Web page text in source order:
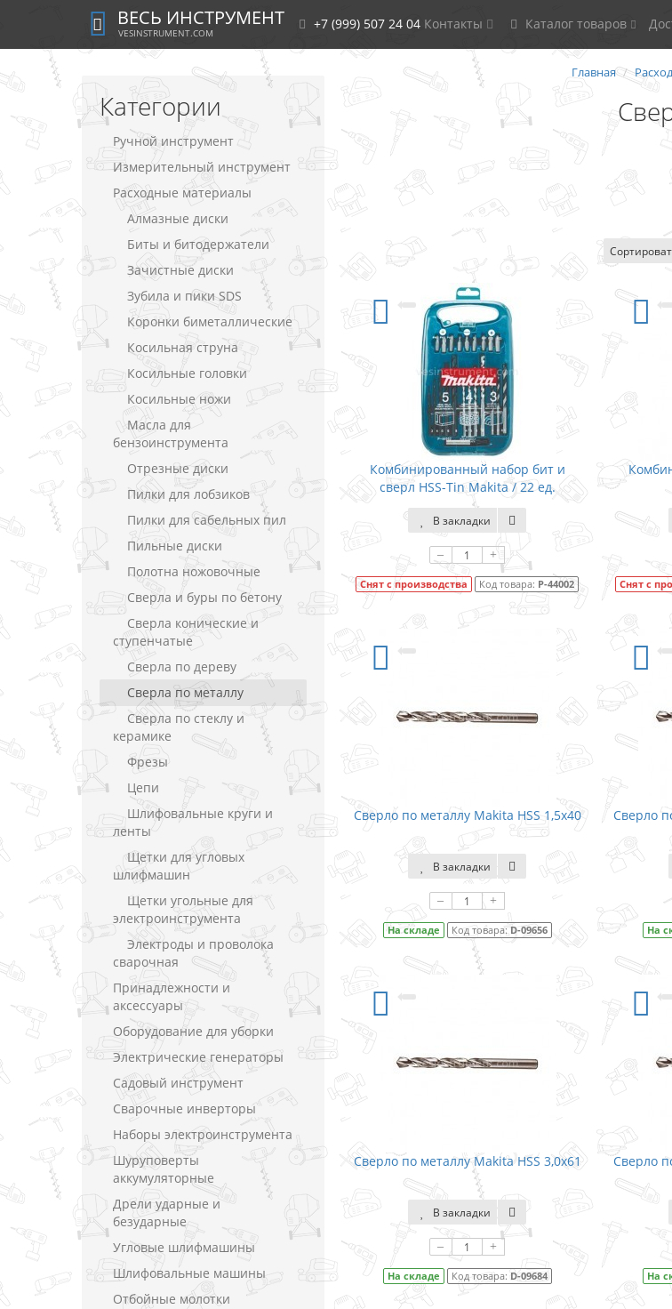
ВЕСЬ ИНСТРУМЕНТ
VESINSTRUMENT.COM
+7 (999) 507 24 04 Контакты Каталог товаров
Категории
Ручной инструмент
Измерительный инструмент
Расходные материалы
Алмазные диски
Биты и битодержатели
Зачистные диски
Зубила и пики SDS
Коронки биметаллические
Косильная струна
Косильные головки
Косильные ножи
Масла для
бензоинструмента
Отрезные диски
Пилки для лобзиков
Пилки для сабельных пил
Пильные диски
Полотна ножовочные
Сверла и буры по бетону
Сверла конические и
ступенчатые
Сверла по дереву
Сверла по металлу
Сверла по стеклу и
керамике
Фрезы
Цепи
Шлифовальные круги и
ленты
Щетки для угловых
шлифмашин
Щетки угольные для
электроинструмента
Электроды и проволока
сварочная
Принадлежности и
аксессуары
Оборудование для уборки
Электрические генераторы
Садовый инструмент
Сварочные инверторы
Наборы электроинструмента
Шуруповерты
аккумуляторные
Дрели ударные и
безударные
Угловые шлифмашины
Шлифовальные машины
Отбойные молотки
Главная
Комбинированный набор бит и
сверл HSS-Tin Makita / 22 ед.
В закладки
– +
Снят с производства Код товара: P-44002 Снят с
Сверло по металлу Makita HSS 1,5x40
В закладки
– +
На складе Код товара: D-09656
Сверло
На
Сверло по металлу Makita HSS 3,0x61
В закладки
– +
На складе Код товара: D-09684
Сверло
На